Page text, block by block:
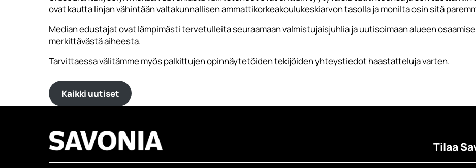
ovat kautta linjan vähintään valtakunnallisen ammattikorkeakoulukeskiarvon tasolla ja monilta osin sitä
Median edustajat ovat lämpimästi tervetulleita seuraamaan valmistujaisjuhlia ja uutisoimaan alueen
merkittävästä aiheesta.
Tarvittaessa välitämme myös palkittujen opinnäytetöiden tekijöiden yhteystiedot haastatteluja varten.
Kaikki uutiset
Tilaa